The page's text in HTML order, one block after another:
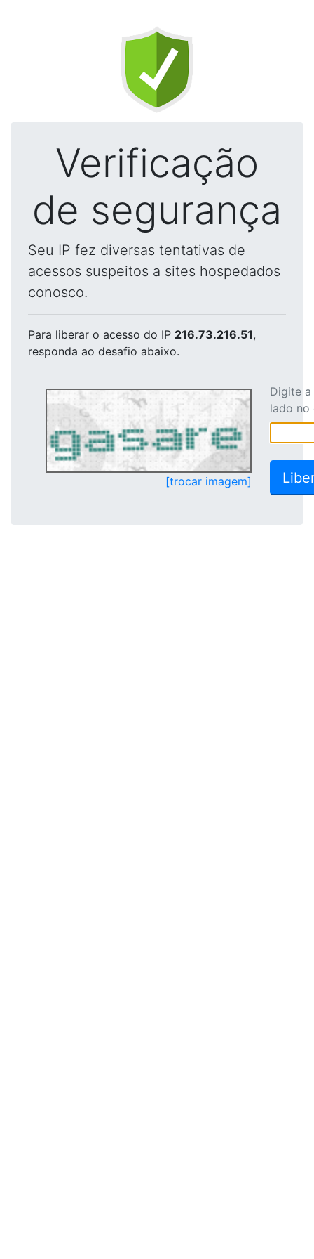
Verificação
de segurança
Seu IP fez diversas tentativas de
acessos suspeitos a sites hospedados
conosco.
Para liberar o acesso do IP 216.73.216.51,
responda ao desafio abaixo.
[trocar imagem]
Digite
lado no